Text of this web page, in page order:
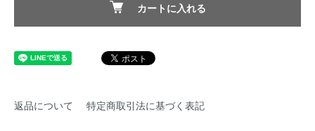
カートに入れる
返品について 特定商取引法に基づく表記